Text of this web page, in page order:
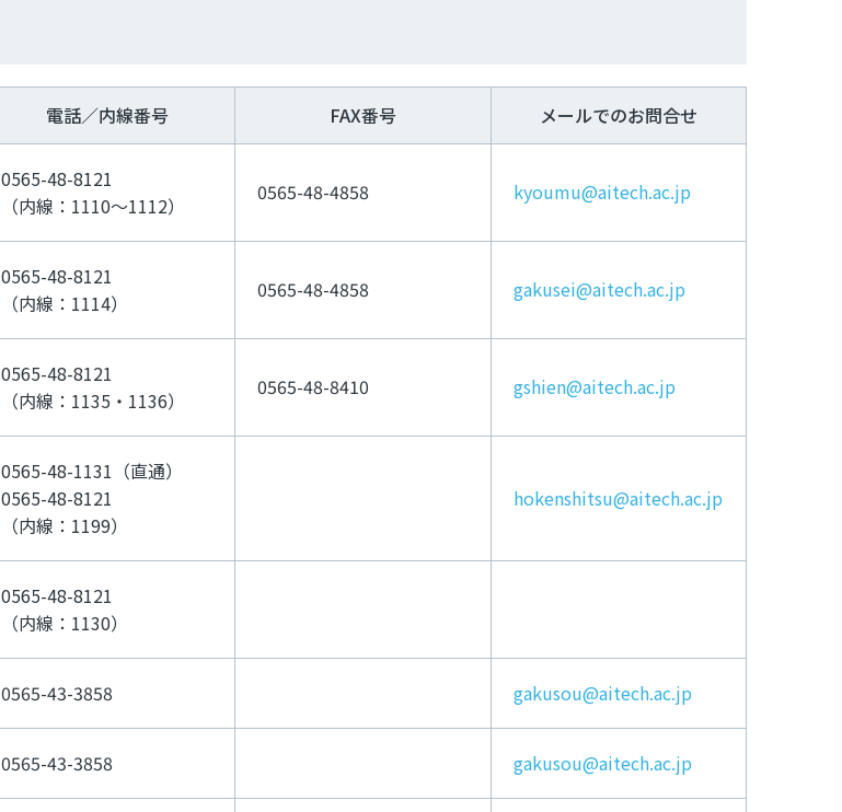
電話／内線番号 FAX番号 メールでのお問合せ
0565-48-8121
（内線：1110～1112）
0565-48-4858 kyoumu@aitech.ac.jp
0565-48-8121
（内線：1114）
0565-48-4858 gakusei@aitech.ac.jp
0565-48-8121
（内線：1135・1136）
0565-48-8410 gshien@aitech.ac.jp
0565-48-1131（直通）
0565-48-8121
（内線：1199）
hokenshitsu@aitech.ac.jp
0565-48-8121
（内線：1130）
0565-43-3858 gakusou@aitech.ac.jp
0565-43-3858 gakusou@aitech.ac.jp